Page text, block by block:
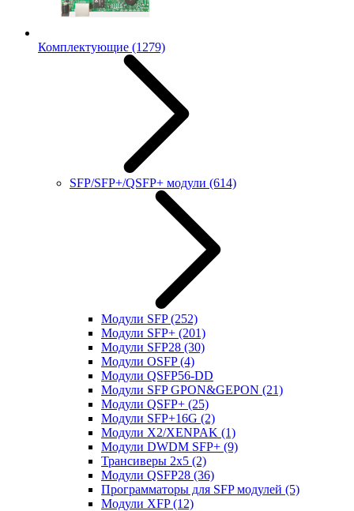
Комплектующие (1279)
SFP/SFP+/QSFP+ модули (614)
Модули SFP(252)
Модули SFP+ (201)
Модули SFP28 (30)
Модули OSFP(4)
Модули QSFP56-DD
Модули SFP GPON&GEPON (21)
Модули QSFP+ (25)
Модули SFP+16G (2)
Модули X2/XENPAK (1)
Модули DWDM SFP+ (9)
Трансиверы 2x5 (2)
Модули QSFP28 (36)
Программаторы для SFP модулей (5)
Модули XFP(12)